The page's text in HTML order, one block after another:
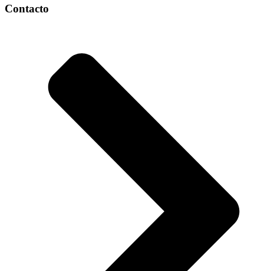
Contacto